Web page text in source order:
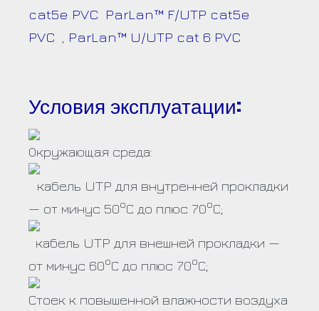
cat5e PVC ParLan™ F/UTP cat5e
PVC
ParLan™ U/UTP cat 6 PVC
Условия эксплуатации:
Окружающая среда:
кабель UTP для внутренней прокладки
— от минус 50оС до плюс 70оС;
кабель UTP для внешней прокладки —
от минус 60оС до плюс 70оС;
Стоек к повышенной влажности воздуха